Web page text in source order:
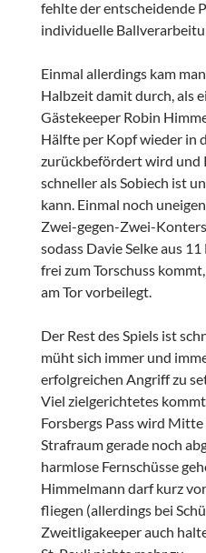
fehlte der entscheidende
individuelle
Einmal allerdings kam
Halbzeit damit durch, als
Gästekeeper Robin
Hälfte per Kopf wieder in
zurückbefördert wird und
schneller als Sobiech ist
kann. Einmal noch
Zwei-gegen-Zwei-
sodass Davie Selke aus
frei zum Torschuss
am Tor vorbeilegt.
Der Rest des Spiels ist
müht sich immer und
erfolgreichen Angriff zu
Viel zielgerichtetes
Forsbergs Pass wird
Strafraum gerade noch
harmlose Fernschüsse
Himmelmann darf kurz
fliegen (allerdings bei
Zweitligakeeper auch